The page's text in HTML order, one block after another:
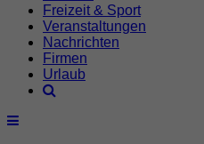
Freizeit & Sport
Veranstaltungen
Nachrichten
Firmen
Urlaub